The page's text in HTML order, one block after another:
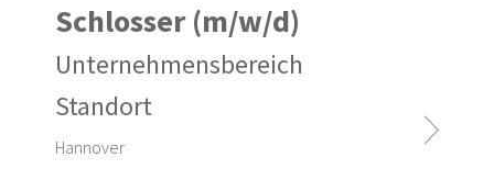
Schlosser (m/w/d)
Unternehmensbereich
Standort
Hannover